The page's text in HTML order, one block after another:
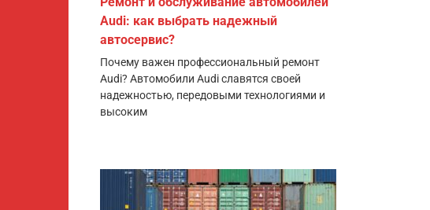
Audi: как выбрать надежный
автосервис?
Почему важен профессиональный ремонт
Audi? Автомобили Audi славятся своей
надежностью, передовыми технологиями и
высоким